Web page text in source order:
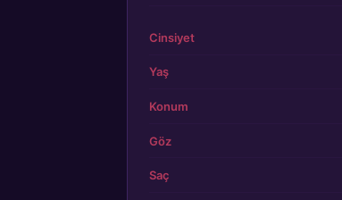
Cinsiyet
Yaş
Konum
Göz
Saç